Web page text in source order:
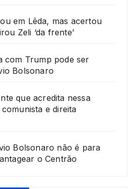
em Lêda, mas acertou
Zeli ‘da frente’
com Trump pode ser
Bolsonaro
que acredita nessa
e direita
Bolsonaro não é para
o Centrão